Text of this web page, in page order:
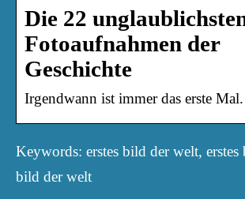
Die 22
Fotoaufnahmen der
Geschichte
Irgendwann ist immer das erste Mal.
Keywords: erstes bild der welt, erstes
bild der welt